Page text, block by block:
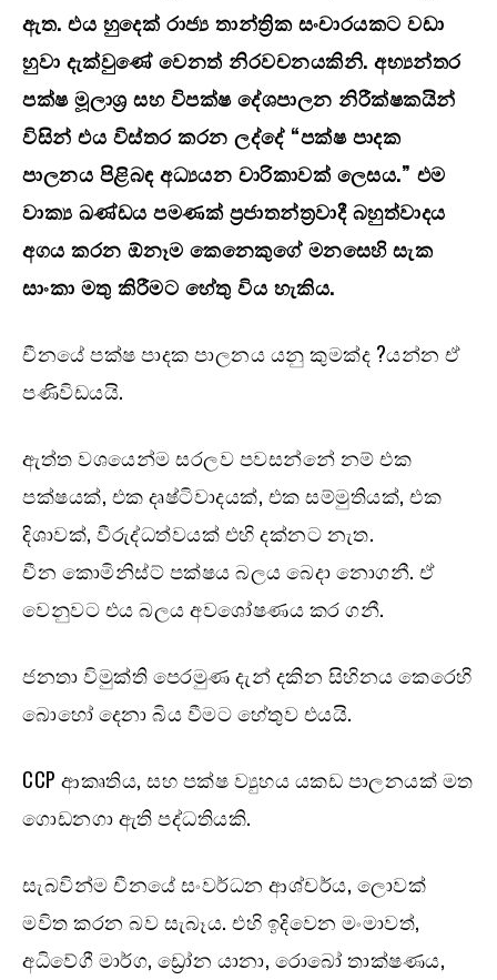
ඇත. එය හුදෙක් රාජ්‍ය තාන්ත්‍රික සංචාරයකට වඩා
හුවා දැක්වුණේ වෙනත් නිරවචනයකිනි. අභ්‍යන්තර
පක්ෂ මූලාශ්‍ර සහ විපක්ෂ දේශපාලන නිරීක්ෂකයින්
විසින් එය විස්තර කරන ලද්දේ “පක්ෂ පාදක
පාලනය පිළිබඳ අධ්‍යයන චාරිකාවක් ලෙසය.” එම
වාක්‍ය ඛණ්ඩය පමණක් ප්‍රජාතන්ත්‍රවාදී බහුත්වාදය
අගය කරන ඕනෑම කෙනෙකුගේ මනසෙහි සැක
සාංකා මතු කිරීමට හේතු විය හැකිය.
චීනයේ පක්ෂ පාදක පාලනය යනු කුමක්ද ?යන්න ඒ
පණිවිඩයයි.
ඇත්ත වශයෙන්ම සරලව පවසන්නේ නම් එක
පක්ෂයක්, එක දෘෂ්ටිවාදයක්, එක සම්මුතියක්, එක
දිශාවක්, වීරුද්ධත්වයක් එහි දක්නට නැත.
චීන කොමිනිස්ට් පක්ෂය බලය බෙදා නොගනී. ඒ
වෙනුවට එය බලය අවශෝෂණය කර ගනී.
ජනතා විමුක්ති පෙරමුණ දැන් දකින සිහිනය කෙරෙහි
බොහෝ දෙනා බිය වීමට හේතුව එයයි.
CCP ආකෘතිය, සහ පක්ෂ ව්‍යුහය යකඩ පාලනයක් මත
ගොඩනගා ඇති පද්ධතියකි.
සැබවින්ම චීනයේ සංවර්ධන ආශ්චර්ය, ලොවක්
මවිත කරන බව සැබෑය. එහි ඉදිවෙන මංමාවත්,
අධිවේගී මාර්ග, ඩ්‍රෝන යානා, රොබෝ තාක්ෂණය,